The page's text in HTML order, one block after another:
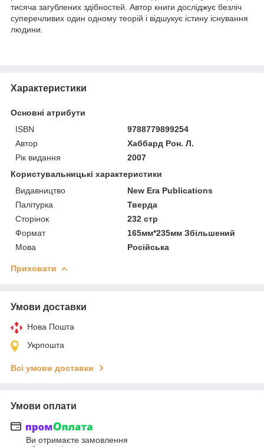
тисяча загублених здібностей. Автор книги досліджує безліч
суперечливих один одному теорій і відшукує істину існування
людини.
Характеристики
Основні атрибути
ISBN
9788779899254
Автор
Хаббард Рон. Л.
Рік видання
2007
Користувальницькі характеристики
Видавництво
New Era Publications
Палітурка
Тверда
Сторінок
232 стр
Формат
165мм*235мм Збільшений
Мова
Російська
Приховати
Умови доставки
Нова Пошта
Укрпошта
Всі умови доставки
Умови оплати
Ви отримаєте замовлення